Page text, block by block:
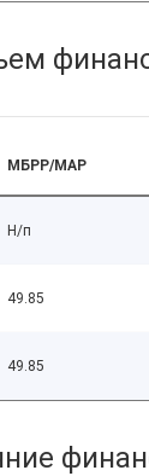
МБРР/МАР
Н/п
49.85
49.85